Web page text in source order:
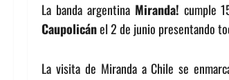
La banda argentina Miranda! cumple
Caupolicánel 2 de junio presentando
La visita de Miranda a Chile se